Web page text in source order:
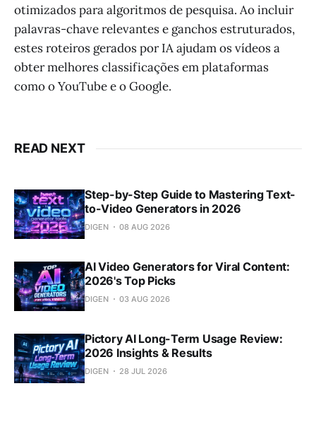
otimizados para algoritmos de pesquisa. Ao incluir
palavras-chave relevantes e ganchos estruturados,
estes roteiros gerados por IA ajudam os vídeos a
obter melhores classificações em plataformas
como o YouTube e o Google.
READ NEXT
Step-by-Step Guide to Mastering Text-
to-Video Generators in 2026
DIGEN 08 AUG 2026
AI Video Generators for Viral Content:
2026's Top Picks
DIGEN 03 AUG 2026
Pictory AI Long-Term Usage Review:
2026 Insights & Results
DIGEN 28 JUL 2026